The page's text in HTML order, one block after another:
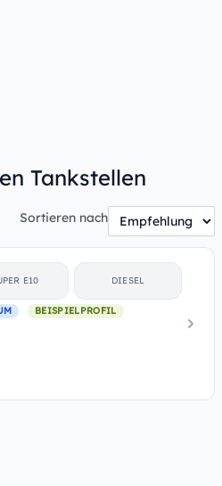
Tankstellen
Sortieren nach
E10 DIESEL
BEISPIELPROFIL